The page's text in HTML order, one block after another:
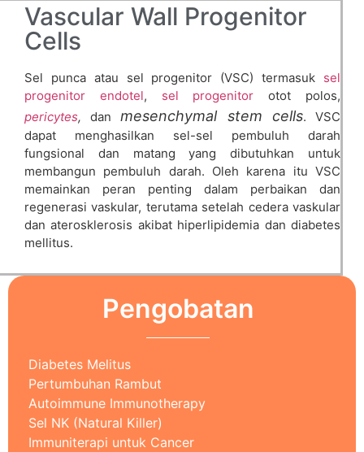
Pengobatan
Diabetes Melitus
Pertumbuhan Rambut
Autoimmune Immunotherapy
Sel NK (Natural Killer)
Immuniterapi untuk Cancer
Vascular Wall Progenitor
Cells​
Sel punca atau sel progenitor (VSC) termasuk sel
progenitor endotel, sel progenitor otot polos,
pericytes,danmesenchymal stem cells. VSC
dapat menghasilkan sel-sel pembuluh darah
fungsional dan matang yang dibutuhkan untuk
membangun pembuluh darah. Oleh karena itu VSC
memainkan peran penting dalam perbaikan dan
regenerasi vaskular, terutama setelah cedera vaskular
dan aterosklerosis akibat hiperlipidemia dan diabetes
mellitus.